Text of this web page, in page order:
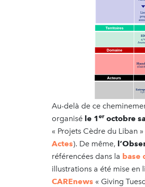
Au-delà de ce
organisé le 1er octobre
« Projets Cèdre du Liban
Actes). De même,
référencées dans la base
illustrations a été mise en
CAREnews « Giving